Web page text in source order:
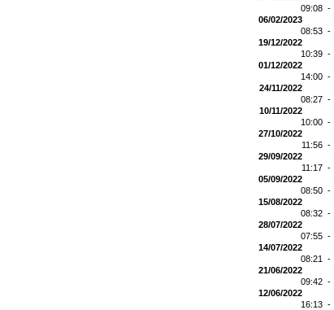
09:08 -
06/02/2023
08:53 -
19/12/2022
10:39 -
01/12/2022
14:00 -
24/11/2022
08:27 -
10/11/2022
10:00 -
27/10/2022
11:56 -
29/09/2022
11:17 -
05/09/2022
08:50 -
15/08/2022
08:32 -
28/07/2022
07:55 -
14/07/2022
08:21 -
21/06/2022
09:42 -
12/06/2022
16:13 -